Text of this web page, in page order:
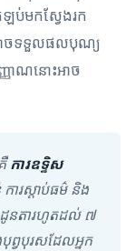
ឡប់មកស្វែងរក
អាចទទួលផលបុណ្យ
ញ្ញាណនោះអាច
ការឧទ្ទិស
ារស្តាប់ធម៌ និង
ធដូនតារហូតដល់ ៧
វបុរសដែលអ្នក